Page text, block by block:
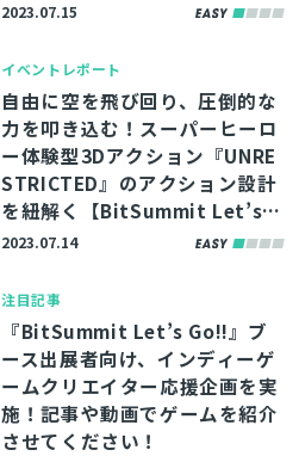
2023.07.15
イベントレポート
自由に空を飛び回り、圧倒的な
力を叩き込む！スーパーヒーロ
ー体験型3Dアクション『UNRE
STRICTED』のアクション設計
を紐解く【BitSummit Let’s G
o!!】
2023.07.14
注目記事
『BitSummit Let’s Go!!』ブ
ース出展者向け、インディーゲ
ームクリエイター応援企画を実
施！記事や動画でゲームを紹介
させてください！